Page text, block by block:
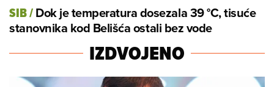
SIB/Dok je temperatura dosezala 39 °C, tisuće
stanovnika kod Belišća ostali bez vode
IZDVOJENO